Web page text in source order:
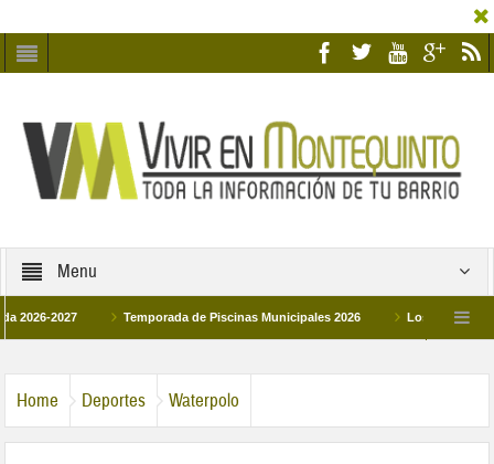
Menu
Temporada de Piscinas Municipales 2026 Los Campus de
Home Deportes Waterpolo